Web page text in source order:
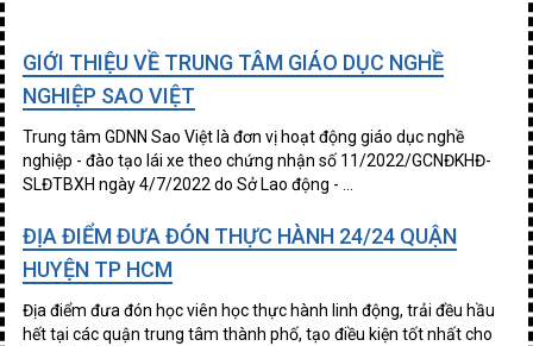
GIỚI THIỆU VỀ TRUNG TÂM GIÁO DỤC NGHỀ
NGHIỆP SAO VIỆT
Trung tâm GDNN Sao Việt là đơn vị hoạt động giáo dục nghề
nghiệp - đào tạo lái xe theo chứng nhận số 11/2022/GCNĐKHĐ-
SLĐTBXH ngày 4/7/2022 do Sở Lao động - ...
ĐỊA ĐIỂM ĐƯA ĐÓN THỰC HÀNH 24/24 QUẬN
HUYỆN TP HCM
Địa điểm đưa đón học viên học thực hành linh động, trải đều hầu
hết tại các quận trung tâm thành phố, tạo điều kiện tốt nhất cho